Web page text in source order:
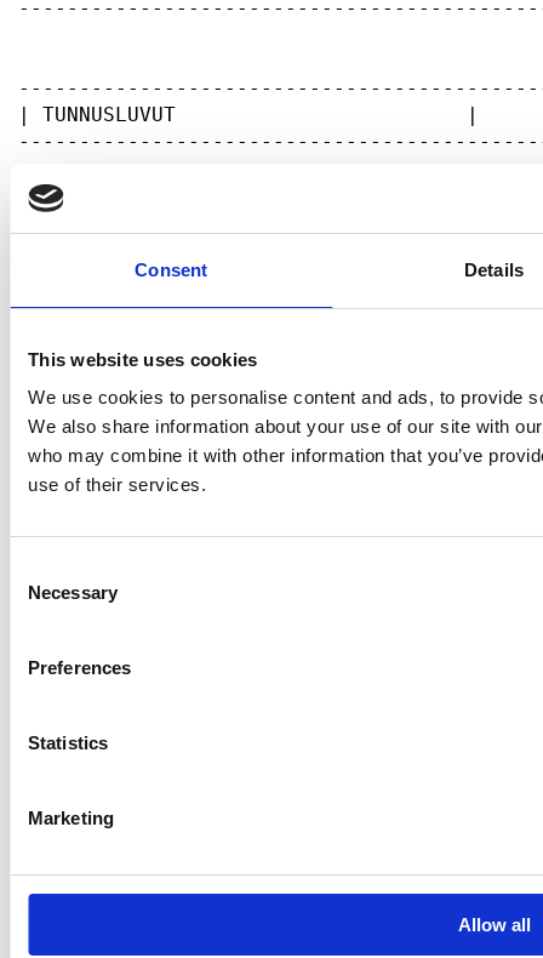
Consent Details
This website uses cookies
We use cookies to personalise content and ads, to provide
We also share information about your use of our site with
who may combine it with other information that you’ve
use of their services.
Selection
Necessary
Preferences
Statistics
Marketing
Allow all